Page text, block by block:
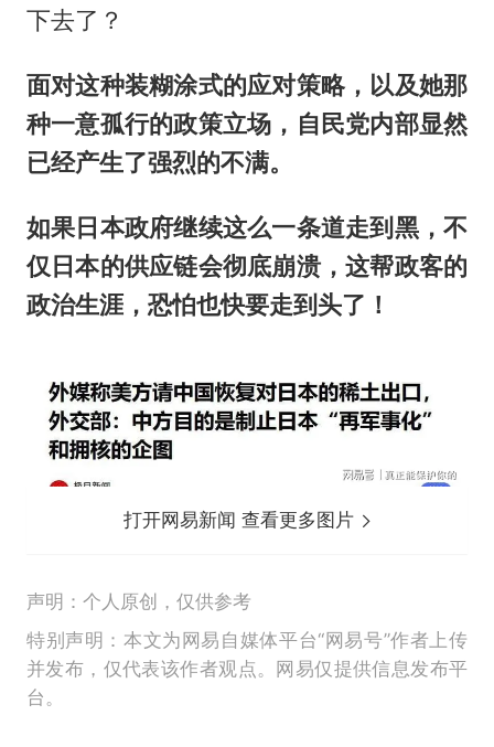
下去了？
面对这种装糊涂式的应对策略，以及她那
种一意孤行的政策立场，自民党内部显然
已经产生了强烈的不满。
如果日本政府继续这么一条道走到黑，不
仅日本的供应链会彻底崩溃，这帮政客的
政治生涯，恐怕也快要走到头了！
打开网易新闻 查看更多图片
声明：个人原创，仅供参考
特别声明：本文为网易自媒体平台“网易号”作者上传
并发布，仅代表该作者观点。网易仅提供信息发布平
台。